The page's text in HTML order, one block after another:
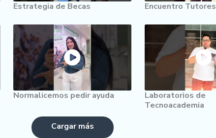
Estrategia de Becas Encuentro Tutores
Normalicemos pedir ayuda
Laboratorios de
Tecnoacademia